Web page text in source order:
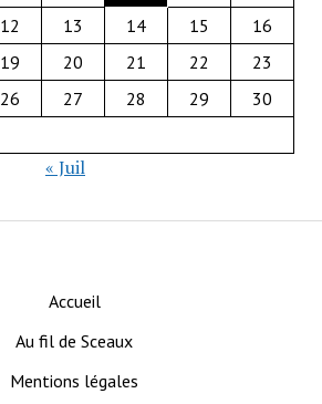
12 13 14 15
16
19 20 21 22
23
26 27 28 29
30
« Juil
Accueil
Au fil de Sceaux
Mentions légales